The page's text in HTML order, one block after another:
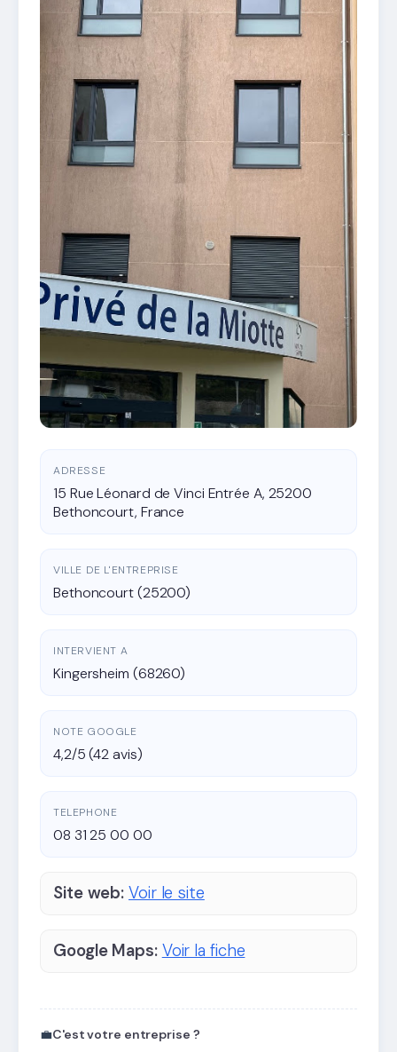
ADRESSE
15 Rue Léonard de Vinci Entrée A, 25200
Bethoncourt, France
VILLE DE L'ENTREPRISE
Bethoncourt (25200)
INTERVIENT A
Kingersheim (68260)
NOTE GOOGLE
4,2/5 (42 avis)
TELEPHONE
08 31 25 00 00
Site web: Voir le site
Google Maps: Voir la fiche
💼C'est votre entreprise ?